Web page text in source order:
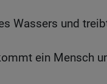
Wassers und
ein Mensch